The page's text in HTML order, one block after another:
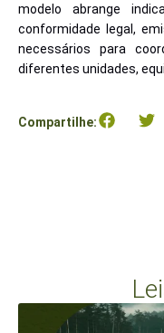
modelo abrange
conformidade legal,
necessários para
diferentes unidades,
Compartilhe: